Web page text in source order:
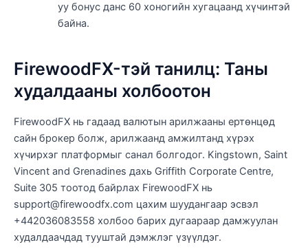
уу бонус данс 60 хоногийн хугацаанд хүчинтэй
байна.
FirewoodFX-тэй танилц: Таны
худалдааны холбоотон
FirewoodFX нь гадаад валютын арилжааны ертөнцөд
сайн брокер болж, арилжаанд амжилтанд хүрэх
хүчирхэг платформыг санал болгодог. Kingstown, Saint
Vincent and Grenadines дахь Griffith Corporate Centre,
Suite 305 тоотод байрлах FirewoodFX нь
support@firewoodfx.com цахим шуудангаар эсвэл
+442036083558 холбоо барих дугаараар дамжуулан
худалдаачдад тууштай дэмжлэг үзүүлдэг.